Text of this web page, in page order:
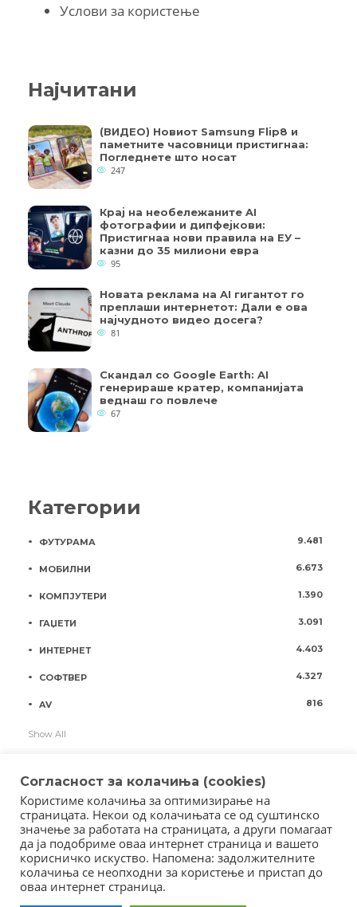
Услови за користење
Најчитани
(ВИДЕО) Новиот Samsung Flip8 и
паметните часовници пристигнаа:
Погледнете што носат
247
Крај на необележаните AI
фотографии и дипфејкови:
Пристигнаа нови правила на ЕУ –
казни до 35 милиони евра
95
Новата реклама на AI гигантот го
преплаши интернетот: Дали е ова
најчудното видео досега?
81
Скандал со Google Earth: AI
генерираше кратер, компанијата
веднаш го повлече
67
Категории
ФУТУРАМА 9.481
МОБИЛНИ 6.673
КОМПЈУТЕРИ 1.390
ГАЏЕТИ 3.091
ИНТЕРНЕТ 4.403
СОФТВЕР 4.327
AV 816
Show All
Copyright © 2018 - Member of IAB Macedonia
Согласност за колачиња (cookies)
Користиме колачиња за оптимизирање на
страницата. Некои од колачињата се од суштинско
значење за работата на страницата, а други помагаат
да ја подобриме оваа интернет страница и вашето
корисничко искуство. Напомена: задолжителните
колачиња се неопходни за користење и пристап до
оваа интернет страница.